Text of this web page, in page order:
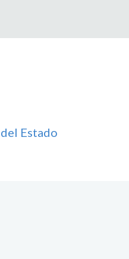
Estado